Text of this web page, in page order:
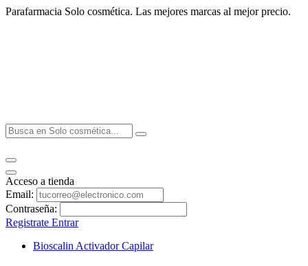
Parafarmacia Solo cosmética. Las mejores marcas al mejor precio.
Acceso a tienda
Email:
Contraseña:
Registrate Entrar
Bioscalin Activador Capilar